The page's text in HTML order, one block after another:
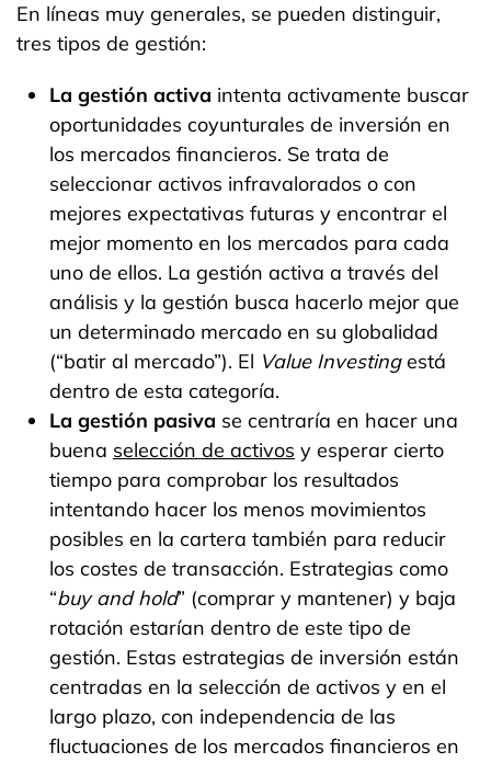
En líneas muy generales, se pueden distinguir,
tres tipos de gestión:
La gestión activa intenta activamente buscar
oportunidades coyunturales de inversión en
los mercados financieros. Se trata de
seleccionar activos infravalorados o con
mejores expectativas futuras y encontrar el
mejor momento en los mercados para cada
uno de ellos. La gestión activa a través del
análisis y la gestión busca hacerlo mejor que
un determinado mercado en su globalidad
(“batir al mercado”). El Value Investingestá
dentro de esta categoría.
La gestión pasiva se centraría en hacer una
buena selección de activos y esperar cierto
tiempo para comprobar los resultados
intentando hacer los menos movimientos
posibles en la cartera también para reducir
los costes de transacción. Estrategias como
“buy and hold” (comprar y mantener) y baja
rotación estarían dentro de este tipo de
gestión. Estas estrategias de inversión están
centradas en la selección de activos y en el
largo plazo, con independencia de las
fluctuaciones de los mercados financieros en